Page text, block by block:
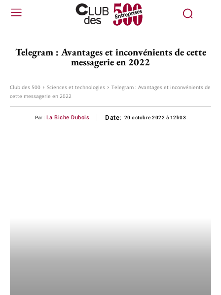
Telegram : Avantages et inconvénients de cette
messagerie en 2022
Club des 500 Sciences et technologies
Telegram : Avantages et inconvénients de
cette messagerie en 2022
Par : La Biche Dubois Date: 20 octobre 2022 à 12h03